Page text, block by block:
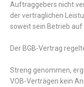
Auftraggebers nicht
der vertraglichen
soweit sein Betrieb
Der BGB-Vertrag
Streng genommen,
VOB-Verträgen kein